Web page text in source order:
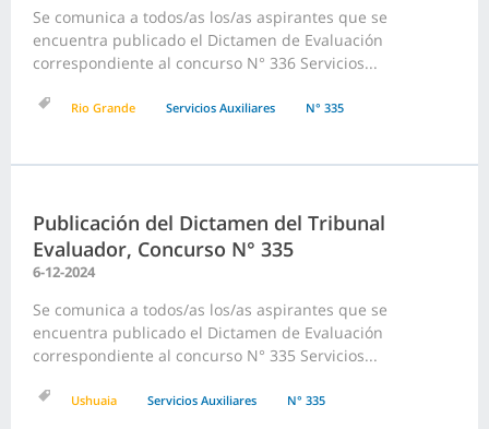
Se comunica a todos/as los/as aspirantes que se
encuentra publicado el Dictamen de Evaluación
correspondiente al concurso N° 336 Servicios...
Rio Grande Servicios Auxiliares N° 335
Publicación del Dictamen del Tribunal
Evaluador, Concurso N° 335
6-12-2024
Se comunica a todos/as los/as aspirantes que se
encuentra publicado el Dictamen de Evaluación
correspondiente al concurso N° 335 Servicios...
Ushuaia Servicios Auxiliares N° 335